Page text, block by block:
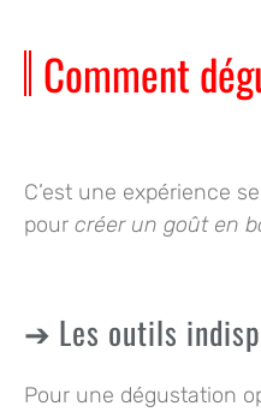
Comment
C’est une expérience
pour créer un goût en
Les outils
Pour une dégustation